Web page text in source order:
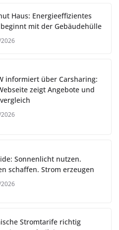
Haus: Energieeffizientes
mit der Gebäudehülle
informiert über Carsharing:
zeigt Angebote und
Sonnenlicht nutzen.
schaffen. Strom erzeugen
Stromtarife richtig